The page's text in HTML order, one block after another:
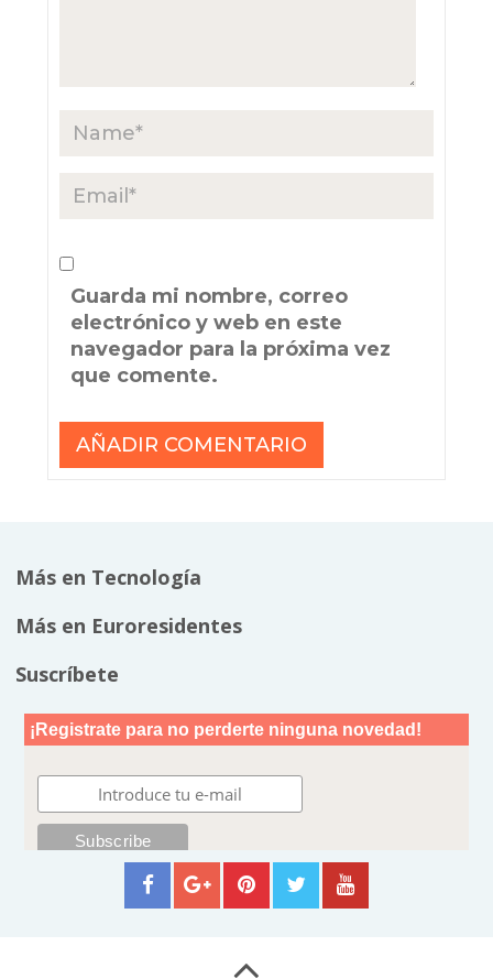
Guarda mi nombre, correo
electrónico y web en este
navegador para la próxima vez
que comente.
Más en Tecnología
Más en Euroresidentes
Suscríbete